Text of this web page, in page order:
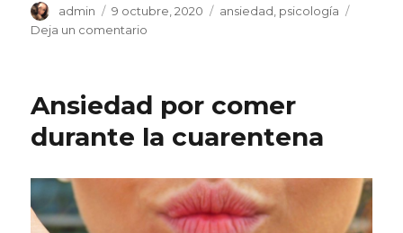
Autor
admin
Publicado
el
9 octubre, 2020 Categorías
ansiedad psicología
Deja un comentario
Ansiedad por comer
durante la cuarentena